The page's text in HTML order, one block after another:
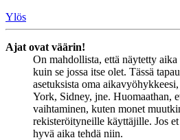
Ylös
Ajat ovat väärin!
On mahdollista, että näytetty
kuin se jossa itse olet. Tässä
asetuksista oma
York, Sidney, jne. Huomaathan,
vaihtaminen, kuten monet
rekisteröityneille käyttäjille. Jos
hyvä aika tehdä niin.